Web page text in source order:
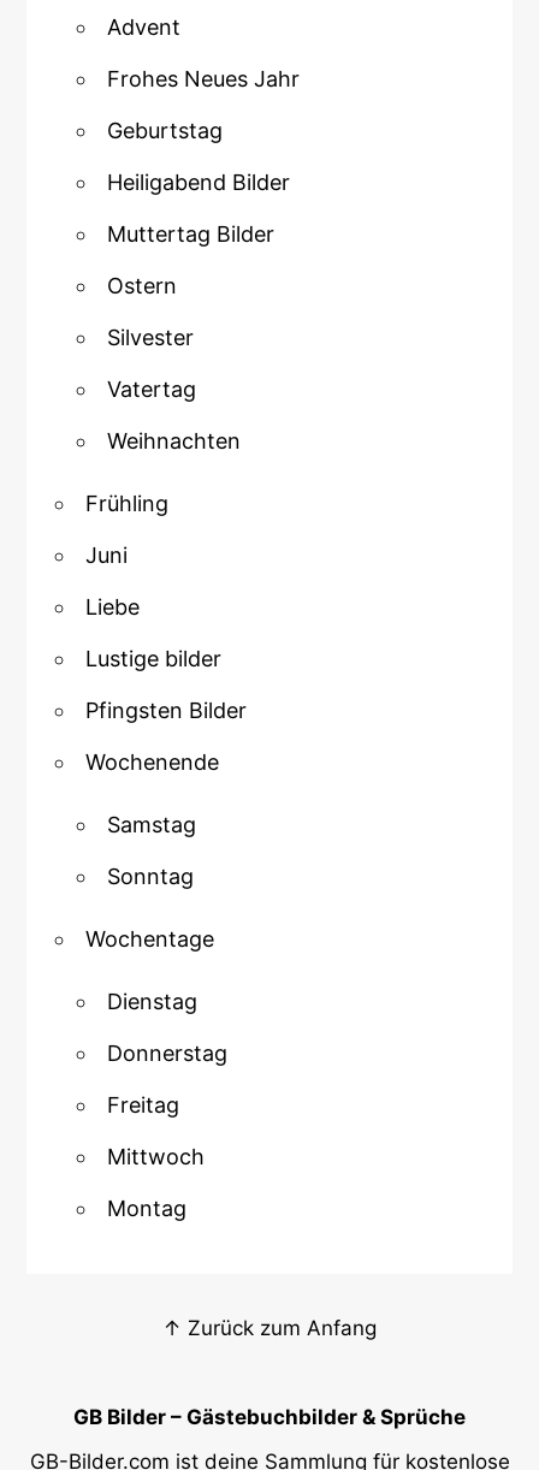
Advent
Frohes Neues Jahr
Geburtstag
Heiligabend Bilder
Muttertag Bilder
Ostern
Silvester
Vatertag
Weihnachten
Frühling
Juni
Liebe
Lustige bilder
Pfingsten Bilder
Wochenende
Samstag
Sonntag
Wochentage
Dienstag
Donnerstag
Freitag
Mittwoch
Montag
↑ Zurück zum Anfang
GB Bilder – Gästebuchbilder & Sprüche
GB-Bilder.com ist deine Sammlung für kostenlose